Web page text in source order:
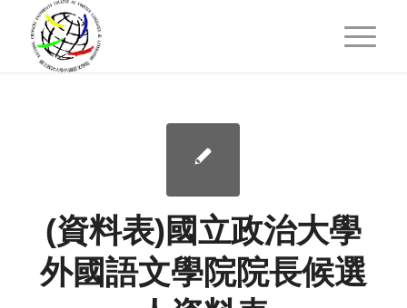
(資料表)國立政治大學
外國語文學院院長候選